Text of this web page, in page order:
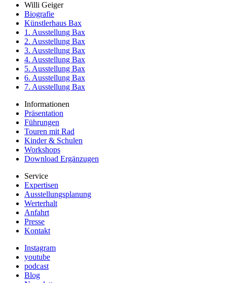
Willi Geiger
Biografie
Künstlerhaus Bax
1. Ausstellung Bax
2. Ausstellung Bax
3. Ausstellung Bax
4. Ausstellung Bax
5. Ausstellung Bax
6. Ausstellung Bax
7. Ausstellung Bax
Informationen
Präsentation
Führungen
Touren mit Rad
Kinder & Schulen
Workshops
Download Ergänzugen
Service
Expertisen
Ausstellungsplanung
Werterhalt
Anfahrt
Presse
Kontakt
Instagram
youtube
podcast
Blog